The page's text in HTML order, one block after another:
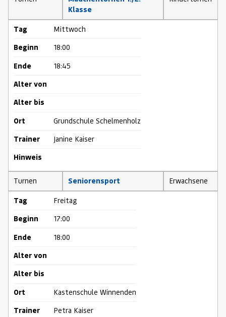
Klasse
Tag Mittwoch
Beginn 18:00
Ende 18:45
Alter von
Alter bis
Ort Grundschule Schelmenholz
Trainer Janine Kaiser
Hinweis
Turnen Seniorensport Erwachsene
Tag Freitag
Beginn 17:00
Ende 18:00
Alter von
Alter bis
Ort Kastenschule Winnenden
Trainer Petra Kaiser